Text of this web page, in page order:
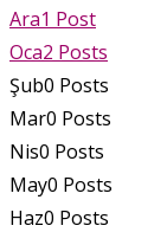
Ara1 Post
Oca2 Posts
Şub0 Posts
Mar0 Posts
Nis0 Posts
May0 Posts
Haz0 Posts